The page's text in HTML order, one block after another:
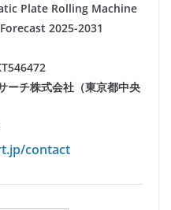
Plate Rolling Machine
2025-2031
ーチ株式会社（東京都中央
contact